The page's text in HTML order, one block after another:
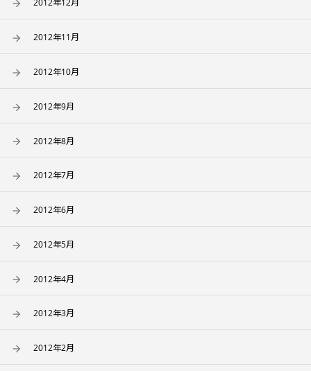
2012年12月
2012年11月
2012年10月
2012年9月
2012年8月
2012年7月
2012年6月
2012年5月
2012年4月
2012年3月
2012年2月